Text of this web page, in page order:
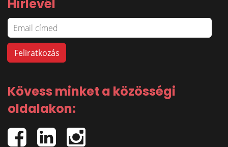
Hírlevél
Kövess minket a közösségi
oldalakon: